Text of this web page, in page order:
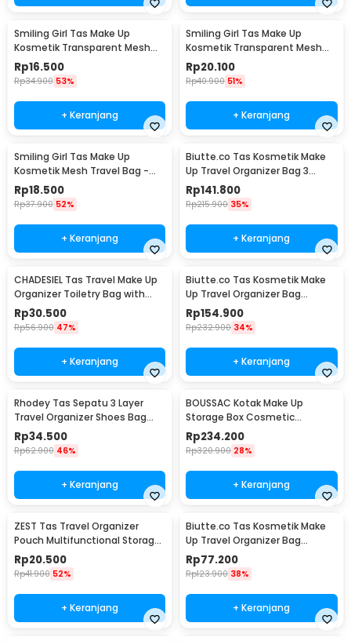
Smiling Girl Tas Make Up
Kosmetik Transparent Mesh
Briefcase Bag - SMG4
Rp16.500
Rp34.900 53%
+ Keranjang
Smiling Girl Tas Make Up
Kosmetik Transparent Mesh
Shell Bag - SMG5
Rp20.100
Rp40.900 51%
+ Keranjang
Smiling Girl Tas Make Up
Kosmetik Mesh Travel Bag -
SMG3
Rp18.500
Rp37.900 52%
+ Keranjang
Biutte.co Tas Kosmetik Make
Up Travel Organizer Bag 3
Layers 37x26x13cm - F120
Rp141.800
Rp215.900 35%
+ Keranjang
CHADESIEL Tas Travel Make Up
Organizer Toiletry Bag with
Hook - C150
Rp30.500
Rp56.900 47%
+ Keranjang
Biutte.co Tas Kosmetik Make
Up Travel Organizer Bag
Waterproof - F220
Rp154.900
Rp232.900 34%
+ Keranjang
Rhodey Tas Sepatu 3 Layer
Travel Organizer Shoes Bag
Nylon Mesh Oxford - LK-20
Rp34.500
Rp62.900 46%
+ Keranjang
BOUSSAC Kotak Make Up
Storage Box Cosmetic
Organizer Dustproof - 3028
Rp234.200
Rp320.900 28%
+ Keranjang
ZEST Tas Travel Organizer
Pouch Multifunctional Storage
Electronic Bag - BM012N1019
Rp20.500
Rp41.900 52%
+ Keranjang
Biutte.co Tas Kosmetik Make
Up Travel Organizer Bag
Waterproof - F125
Rp77.200
Rp123.900 38%
+ Keranjang